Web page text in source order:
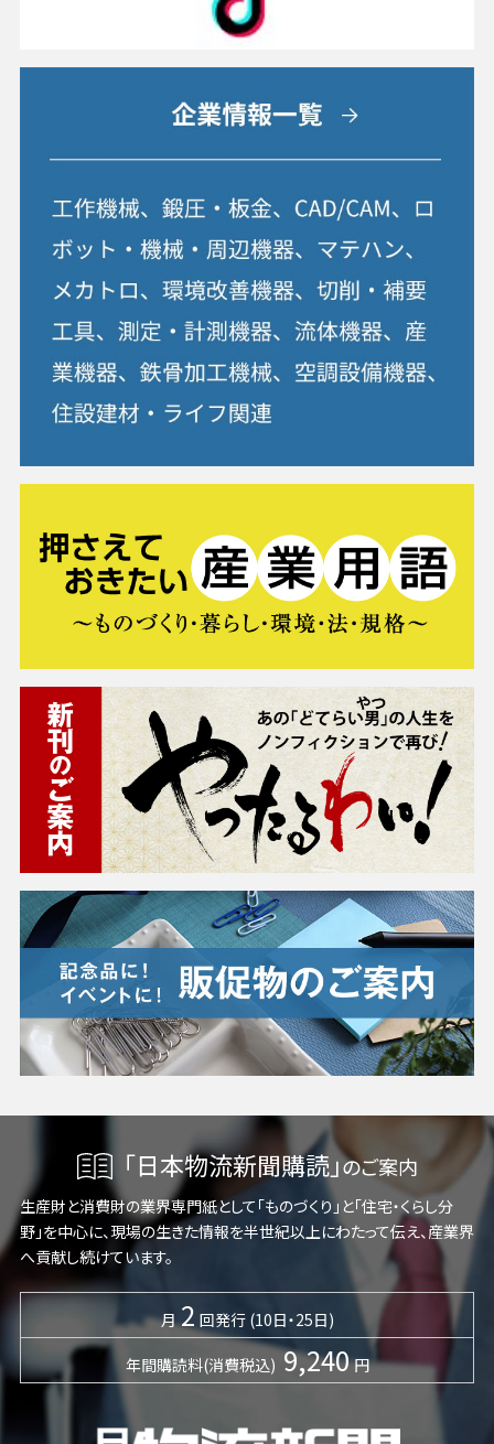
「日本物流新聞購読」のご案内
生産財と消費財の業界専門紙として「ものづくり」と「住宅・くらし分
野」を中心に、現場の生きた情報を半世紀以上にわたって伝え、産業界
へ貢献し続けています。
月 2 回発行 (10日・25日)
年間購読料(消費税込) 9,240 円